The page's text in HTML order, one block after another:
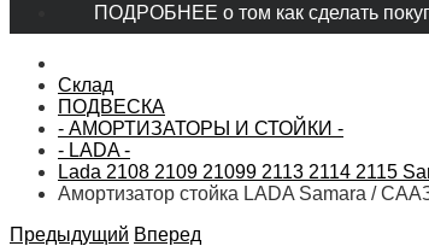
ПОДРОБНЕЕ о том как сделать
Склад
ПОДВЕСКА
- АМОРТИЗАТОРЫ И СТОЙКИ -
- LADA -
Lada 2108 2109 21099 2113 2114 2115
Амортизатор стойка LADA Samara /
Предыдущий Вперед